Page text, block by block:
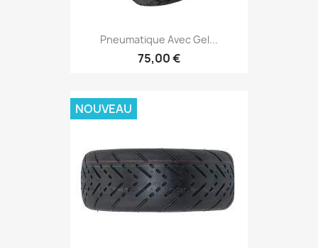
Pneumatique Avec Gel...
75,00 €
NOUVEAU